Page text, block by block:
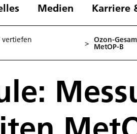
Medien Karriere
vertiefen > Ozon-
MetOP-B